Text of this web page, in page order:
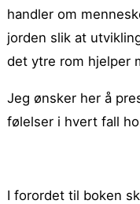
handler om
jorden slik at
det ytre rom hjelper
Jeg ønsker her å
følelser i hvert fall
I forordet til boken